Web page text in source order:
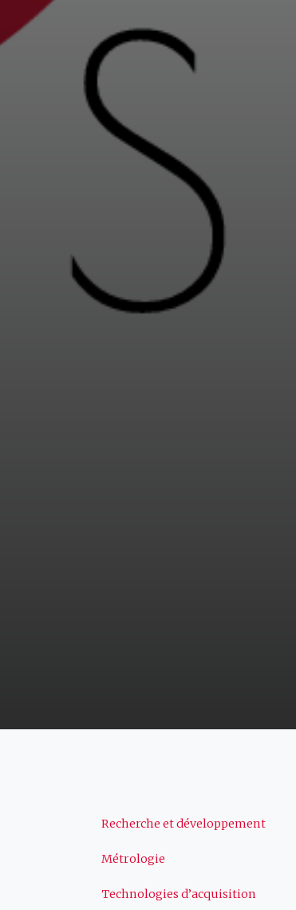
Navigation
principale
Recherche et développement
Métrologie
Technologies d’acquisition